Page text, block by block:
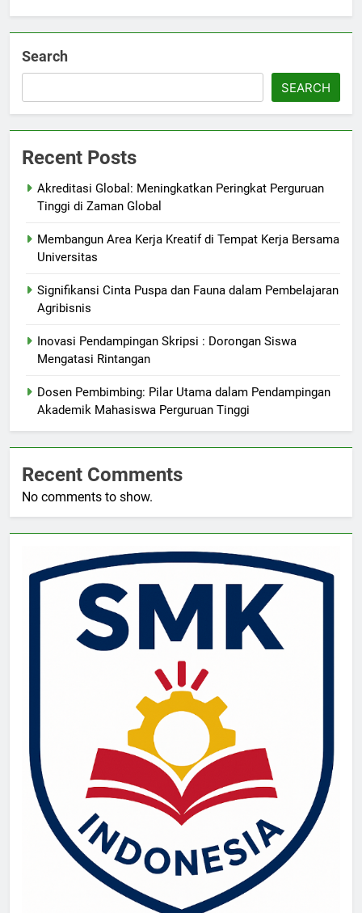
Search
SEARCH
Recent Posts
Akreditasi Global: Meningkatkan Peringkat Perguruan
Tinggi di Zaman Global
Membangun Area Kerja Kreatif di Tempat Kerja Bersama
Universitas
Signifikansi Cinta Puspa dan Fauna dalam Pembelajaran
Agribisnis
Inovasi Pendampingan Skripsi : Dorongan Siswa
Mengatasi Rintangan
Dosen Pembimbing: Pilar Utama dalam Pendampingan
Akademik Mahasiswa Perguruan Tinggi
Recent Comments
No comments to show.